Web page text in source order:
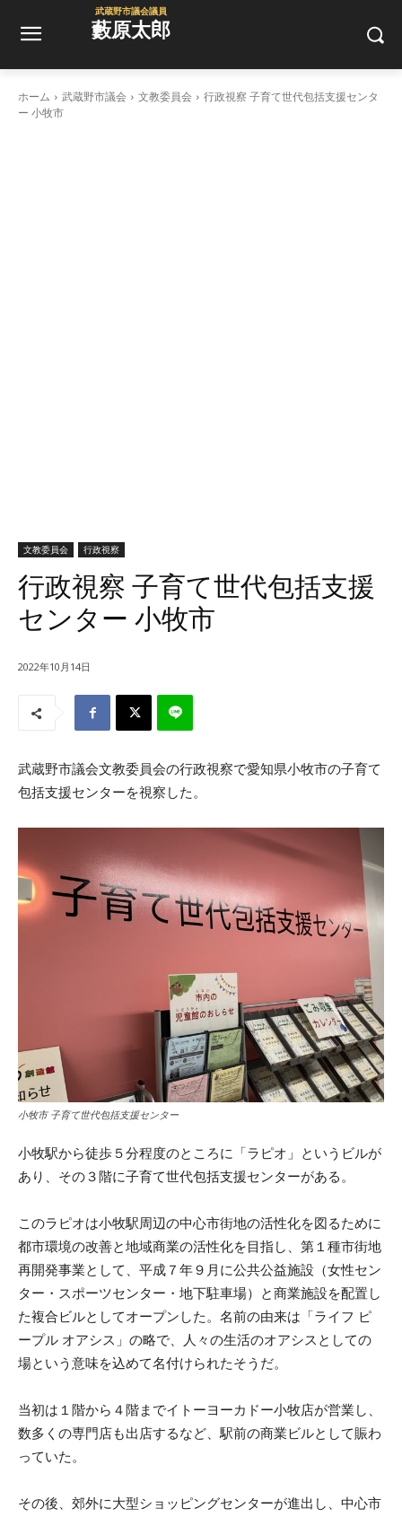
武蔵野市議会議員
藪原太郎
ホーム 武蔵野市議会 文教委員会
行政視察 子育て世代包括支援センタ
ー 小牧市
文教委員会 行政視察
行政視察 子育て世代包括支援
センター 小牧市
2022年10月14日
武蔵野市議会文教委員会の行政視察で愛知県小牧市の子育て
包括支援センターを視察した。
小牧市 子育て世代包括支援センター
小牧駅から徒歩５分程度のところに「ラピオ」というビルが
あり、その３階に子育て世代包括支援センターがある。
このラピオは小牧駅周辺の中心市街地の活性化を図るために
都市環境の改善と地域商業の活性化を目指し、第１種市街地
再開発事業として、平成７年９月に公共公益施設（女性セン
ター・スポーツセンター・地下駐車場）と商業施設を配置し
た複合ビルとしてオープンした。名前の由来は「ライフ ピ
ープル オアシス」の略で、人々の生活のオアシスとしての
場という意味を込めて名付けられたそうだ。
当初は１階から４階までイトーヨーカドー小牧店が営業し、
数多くの専門店も出店するなど、駅前の商業ビルとして賑わ
っていた。
その後、郊外に大型ショッピングセンターが進出し、中心市